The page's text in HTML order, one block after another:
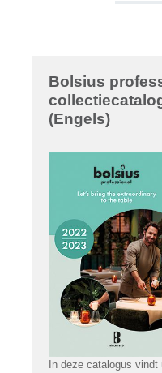
Bolsius
(Engels)
In deze catalogus